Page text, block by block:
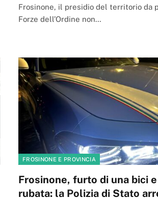
Frosinone, il presidio del territorio da
Forze dell’Ordine non…
FROSINONE E PROVINCIA
Frosinone, furto di una bici
rubata: la Polizia di Stato